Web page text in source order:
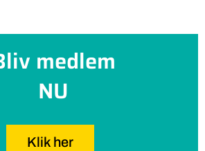
medlem
NU
Klik her